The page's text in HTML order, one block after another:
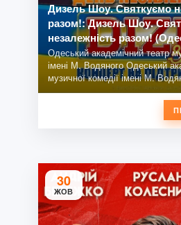
Дизель Шоу. Святкуємо
разом!: Дизель Шоу.
незалежність разом!
Одеський академічний театр
імені М. Водяного Одеський
музичної комедії імені М.
30
ЖОВ